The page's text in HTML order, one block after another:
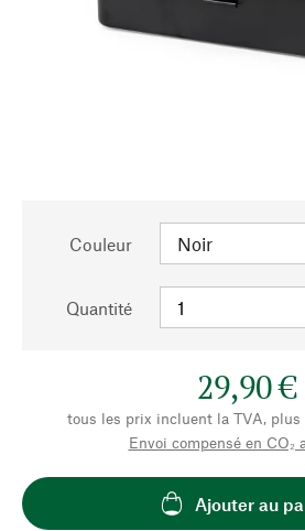
Couleur
Quantité
29,90 €
tous les prix incluent la TVA, plus
Envoi compensé en CO₂
Ajouter au